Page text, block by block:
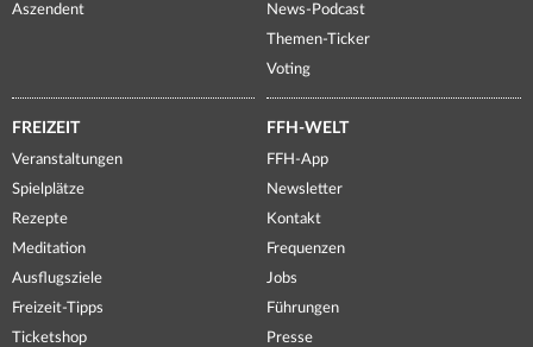
Aszendent
News-Podcast
Themen-Ticker
Voting
FREIZEIT
Veranstaltungen
Spielplätze
Rezepte
Meditation
Ausflugsziele
Freizeit-Tipps
Ticketshop
FFH-WELT
FFH-App
Newsletter
Kontakt
Frequenzen
Jobs
Führungen
Presse